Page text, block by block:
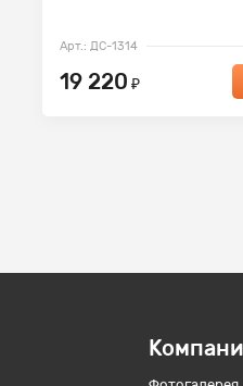
Арт.: ДС-1314
19 220 ₽